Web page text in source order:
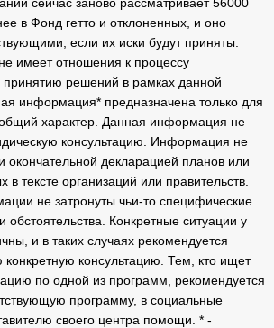
в Фонд гетто и отклоненных, и оно
если их иски будут приняты.
имеет отношения к процессу
принятию решений в рамках данной
информация* предназначена только для
характер. Данная информация не
консультацию. Информация не
окончательной декларацией планов или
в тексте организаций или правительств.
не затронуты чьи-то специфические
Конкретные ситуации у
и в таких случаях рекомендуется
конкретную консультацию. Тем, кто ищет
по одной из программ, рекомендуется
программу, в социальные
своего центра помощи. * -